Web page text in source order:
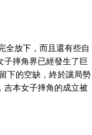
全放下，而且還有些自
子摔角界已經發生了巨
下的空缺，終於讓局勢
吉本女子摔角的成立被